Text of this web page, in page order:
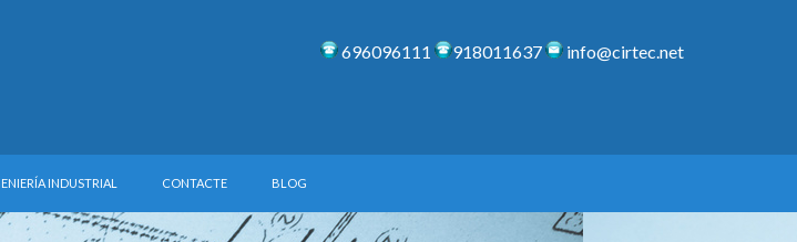
696096111 918011637 info@cirtec.net
INDUSTRIAL CONTACTE BLOG